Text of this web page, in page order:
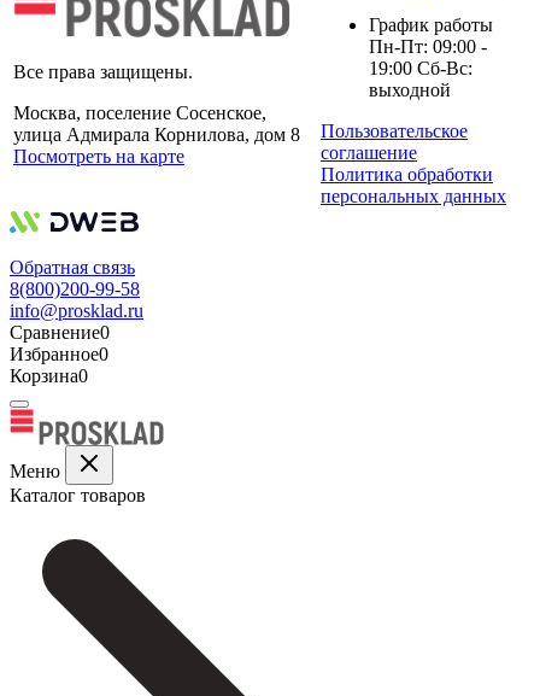
Все права защищены.
Москва, поселение Сосенское,
улица Адмирала Корнилова, дом 8
Посмотреть на карте
График работы
Пн-Пт: 09:00 -
19:00 Сб-Вс:
выходной
Пользовательское
соглашение
Политика обработки
персональных данных
Обратная связь
8(800)200-99-58
info@prosklad.ru
Сравнение0
Избранное0
Корзина0
Меню
Каталог товаров